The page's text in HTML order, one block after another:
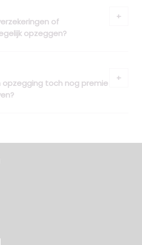
of
opzeggen?
opzegging toch nog premie